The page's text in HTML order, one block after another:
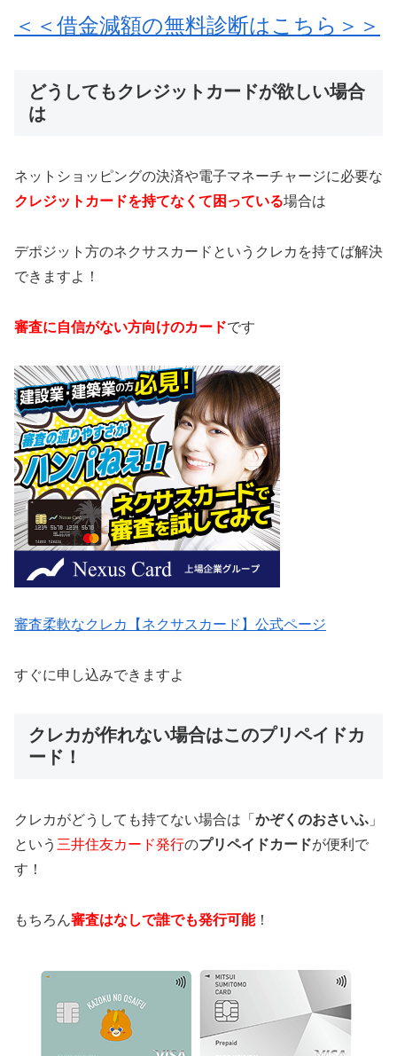
＜＜借金減額の無料診断はこちら＞＞
どうしてもクレジットカードが欲しい場合
は
ネットショッピングの決済や電子マネーチャージに必要な
クレジットカードを持てなくて困っている場合は
デポジット方のネクサスカードというクレカを持てば解決
できますよ！
審査に自信がない方向けのカードです
審査柔軟なクレカ【ネクサスカード】公式ページ
すぐに申し込みできますよ
クレカが作れない場合はこのプリペイドカ
ード！
クレカがどうしても持てない場合は「 かぞくのおさいふ 」
という 三井住友カード発行のプリペイドカードが便利で
す！
もちろん審査はなしで誰でも発行可能！